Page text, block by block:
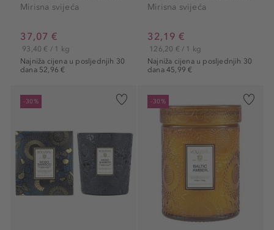
Mirisna svijeća
37,07 €
Najniža cijena u posljednjih 30
dana 52,96 €
93,40 € / 1 kg
Mirisna svijeća
32,19 €
Najniža cijena u posljednjih 30
dana 45,99 €
126,20 € / 1 kg
-30% -30%